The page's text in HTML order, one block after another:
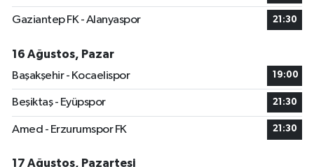
Gaziantep FK - Alanyaspor 21:30
16 Ağustos, Pazar
Başakşehir - Kocaelispor
19:00
Beşiktaş - Eyüpspor 21:30
Amed - Erzurumspor FK 21:30
17 Ağustos, Pazartesi